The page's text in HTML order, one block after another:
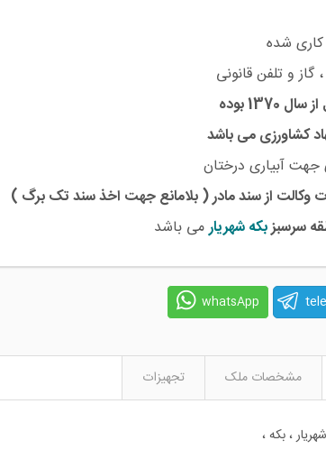
شده
و تلفن قانونی
بوده
کشاورزی می باشد
آبیاری درختان
وکالت از سند مادر ( بلامانع جهت اخذ سند تک برگ )
سرسبزبکهشهریارمی باشد
whatsApp
مشخصات ملک تجهیزات
، بکه ،